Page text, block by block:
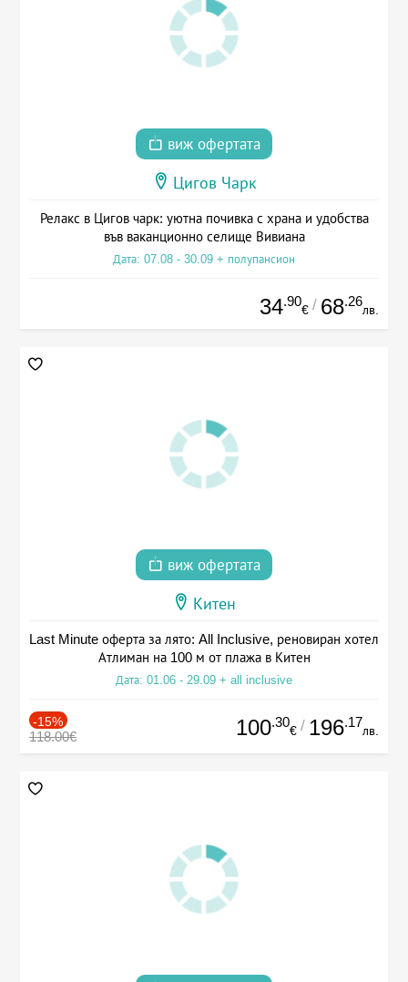
виж офертата
Цигов Чарк
Релакс в Цигов чарк: уютна почивка с храна и удобства
във ваканционно селище Вивиана
Дата: 07.08 - 30.09 + полупансион
34.90
€ / 68.26
лв.
виж офертата
Китен
Last Minute оферта за лято: All Inclusive, реновиран хотел
Атлиман на 100 м от плажа в Китен
Дата: 01.06 - 29.09 + all inclusive
-15%
118.00€ 100.30
€ / 196.17
лв.